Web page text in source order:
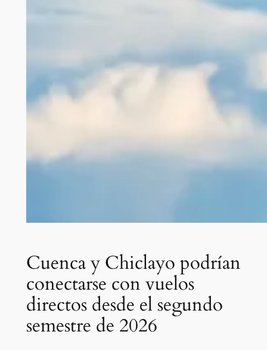
Cuenca y Chiclayo podrían
conectarse con vuelos
directos desde el segundo
semestre de 2026